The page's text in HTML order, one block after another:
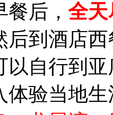
后， 全天
后到酒店
以自行到
体验当地